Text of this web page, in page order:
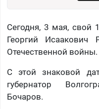
Сегодня, 3 мая, свой
Георгий Исаакович
Отечественной войны.
С этой знаковой
губернатор
Бочаров.